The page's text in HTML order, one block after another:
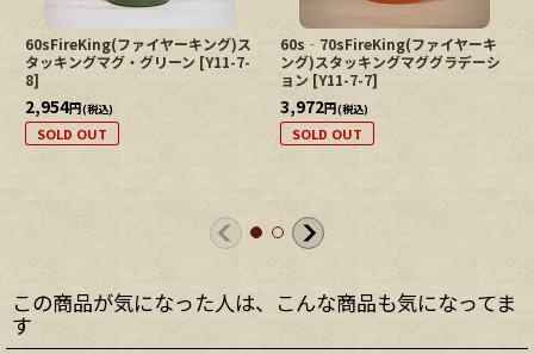
60sFireKing(ファイヤーキング)ス
タッキングマグ・グリーン [Y11-7-
8]
2,954円(税込)
SOLD OUT
60s‐70sFireKing(ファイヤーキ
ング)スタッキングマググラデーシ
ョン [Y11-7-7]
3,972円(税込)
SOLD OUT
この商品が気になった人は、こんな商品も気になってま
す